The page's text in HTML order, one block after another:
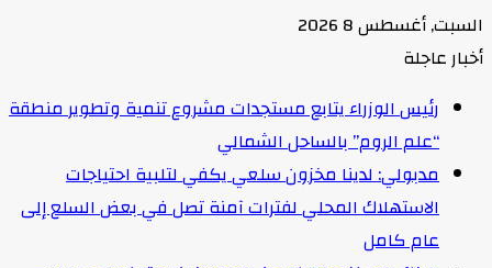
السبت, أغسطس 8 2026
أخبار عاجلة
رئيس الوزراء يتابع مستجدات مشروع تنمية وتطوير منطقة
“علم الروم” بالساحل الشمالي
مدبولي: لدينا مخزون سلعي يكفي لتلبية احتياجات
الاستهلاك المحلي لفترات آمنة تصل في بعض السلع إلى
عام كامل